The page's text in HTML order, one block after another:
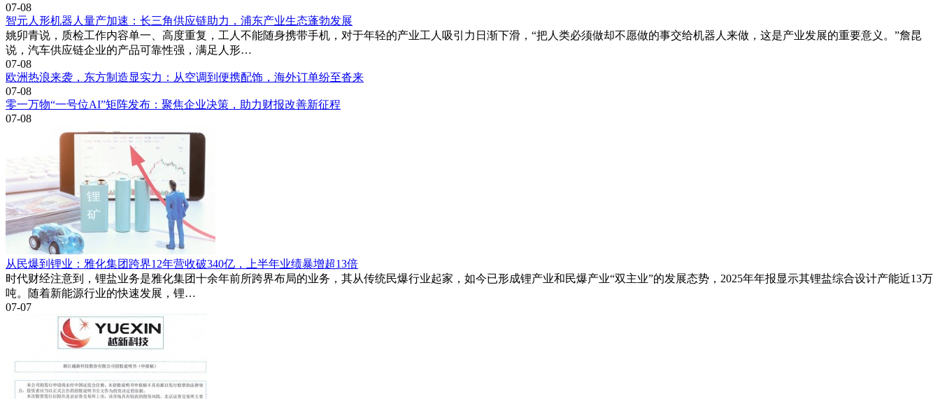
07-08
智元人形机器人量产加速：长三角供应链助力，浦东产业生态蓬勃发展
姚卯青说，质检工作内容单一、高度重复，工人不能随身携带手机，对于年轻的产业工人吸引力日渐下滑，“把人类必须做却不愿做的事交给机器人来做，这是产业发展的重要意义。”詹昆
说，汽车供应链企业的产品可靠性强，满足人形…
07-08
欧洲热浪来袭，东方制造显实力：从空调到便携配饰，海外订单纷至沓来
07-08
零一万物“一号位AI”矩阵发布：聚焦企业决策，助力财报改善新征程
07-08
从民爆到锂业：雅化集团跨界12年营收破340亿，上半年业绩暴增超13倍
时代财经注意到，锂盐业务是雅化集团十余年前所跨界布局的业务，其从传统民爆行业起家，如今已形成锂产业和民爆产业“双主业”的发展态势，2025年年报显示其锂盐综合设计产能近13万
吨。随着新能源行业的快速发展，锂…
07-07